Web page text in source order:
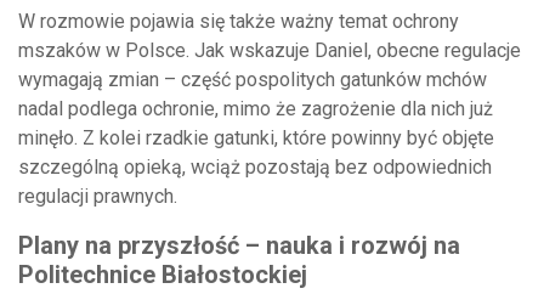
W rozmowie pojawia się także ważny temat ochrony
mszaków w Polsce. Jak wskazuje Daniel, obecne regulacje
wymagają zmian – część pospolitych gatunków mchów
nadal podlega ochronie, mimo że zagrożenie dla nich już
minęło. Z kolei rzadkie gatunki, które powinny być objęte
szczególną opieką, wciąż pozostają bez odpowiednich
regulacji prawnych.
Plany na przyszłość – nauka i rozwój na
Politechnice Białostockiej